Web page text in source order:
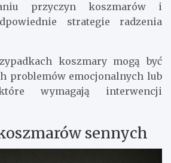
przyczyn koszmarów i
strategie radzenia
koszmary mogą być
problemów emocjonalnych lub
wymagają interwencji
sennych